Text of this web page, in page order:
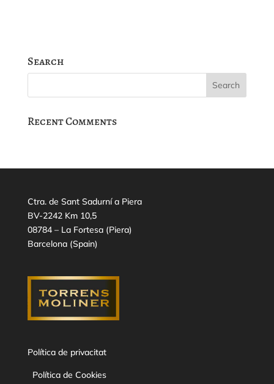
Search
Recent Comments
Ctra. de Sant Sadurní a Piera
BV-2242 Km 10,5
08784 – La Fortesa (Piera)
Barcelona (Spain)
Política de privacitat
Política de Cookies